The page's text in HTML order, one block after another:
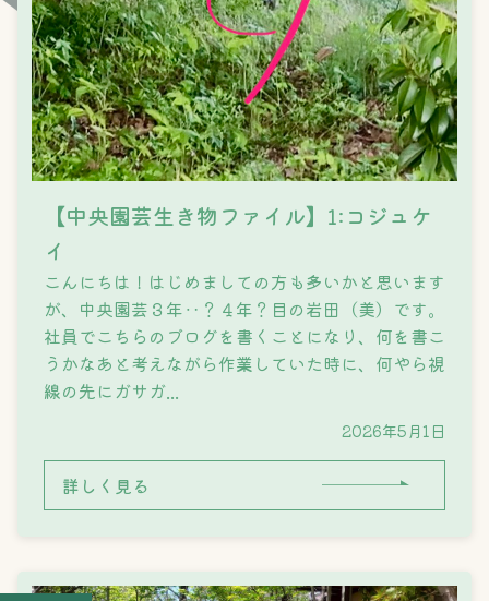
【中央園芸生き物ファイル】1:コジュケ
イ
こんにちは！はじめましての方も多いかと思います
が、中央園芸３年‥？４年？目の岩田（美）です。
社員でこちらのブログを書くことになり、何を書こ
うかなあと考えながら作業していた時に、何やら視
線の先にガサガ...
2026年5月1日
詳しく見る